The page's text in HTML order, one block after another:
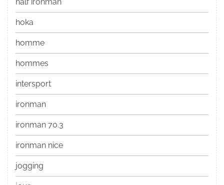
hoka
homme
hommes
intersport
ironman
ironman 70.3
ironman nice
jogging